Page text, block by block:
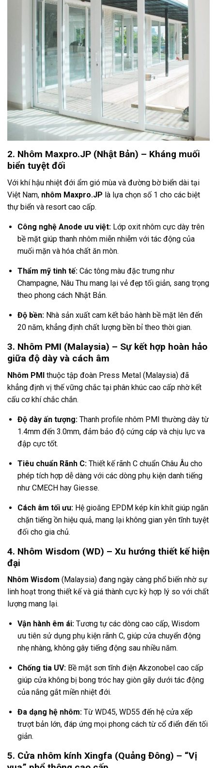
2. Nhôm Maxpro.JP (Nhật Bản) – Kháng muối
biển tuyệt đối
Với khí hậu nhiệt đới ẩm gió mùa và đường bờ biển dài tại
Việt Nam, nhôm Maxpro.JP là lựa chọn số 1 cho các biệt
thự biển và resort cao cấp.
Công nghệ Anode ưu việt:Lớp oxit nhôm cực dày trên
bề mặt giúp thanh nhôm miễn nhiễm với tác động của
muối mặn và hóa chất ăn mòn.
Thẩm mỹ tinh tế:Các tông màu đặc trưng như
Champagne, Nâu Thu mang lại vẻ đẹp tối giản, sang trọng
theo phong cách Nhật Bản.
Độ bền:Nhà sản xuất cam kết bảo hành bề mặt lên đến
20 năm, khẳng định chất lượng bền bỉ theo thời gian.
3. Nhôm PMI (Malaysia) – Sự kết hợp hoàn hảo
giữa độ dày và cách âm
Nhôm PMI thuộc tập đoàn Press Metal (Malaysia) đã
khẳng định vị thế vững chắc tại phân khúc cao cấp nhờ kết
cấu cơ khí chắc chắn.
Độ dày ấn tượng:Thanh profile nhôm PMI thường dày từ
1.4mm đến 3.0mm, đảm bảo độ cứng cáp và chịu lực va
đập cực tốt.
Tiêu chuẩn Rãnh C:Thiết kế rãnh C chuẩn Châu Âu cho
phép tích hợp dễ dàng với các dòng phụ kiện danh tiếng
như CMECH hay Giesse.
Cách âm tối ưu:Hệ gioăng EPDM kép kín khít giúp ngăn
chặn tiếng ồn hiệu quả, mang lại không gian yên tĩnh tuyệt
đối cho gia chủ.
4. Nhôm Wisdom (WD) – Xu hướng thiết kế hiện
đại
Nhôm Wisdom (Malaysia) đang ngày càng phổ biến nhờ sự
linh hoạt trong thiết kế và giá thành cực kỳ hợp lý so với chất
lượng mang lại.
Vận hành êm ái:Tương tự các dòng cao cấp, Wisdom
ưu tiên sử dụng phụ kiện rãnh C, giúp cửa chuyển động
nhẹ nhàng, không gây tiếng động sau nhiều năm.
Chống tia UV:Bề mặt sơn tĩnh điện Akzonobel cao cấp
giúp cửa không bị bong tróc hay giòn gãy dưới tác động
của nắng gắt miền nhiệt đới.
Đa dạng hệ nhôm:Từ WD45, WD55 đến hệ cửa xếp
trượt bản lớn, đáp ứng mọi phong cách từ cổ điển đến tối
giản.
5. Cửa nhôm kính Xingfa (Quảng Đông) – “Vị